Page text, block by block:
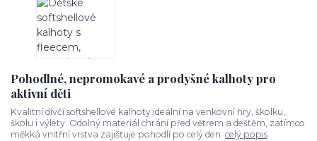
Pohodlné, nepromokavé a prodyšné kalhoty pro
aktivní děti
Kvalitní dívčí softshellové kalhoty ideální na venkovní hry, školku,
školu i výlety. Odolný materiál chrání před větrem a deštěm, zatímco
měkká vnitřní vrstva zajišťuje pohodlí po celý den. celý popis